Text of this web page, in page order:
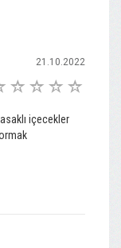
21.10.2022
içecekler